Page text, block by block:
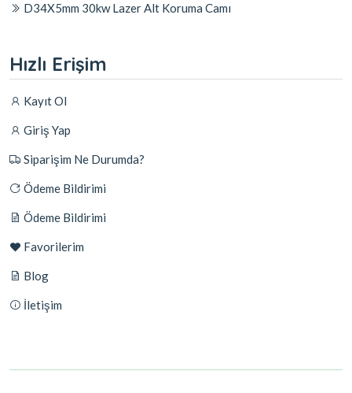
D34X5mm 30kw Lazer Alt Koruma Camı
Hızlı Erişim
Kayıt Ol
Giriş Yap
Siparişim Ne Durumda?
Ödeme Bildirimi
Ödeme Bildirimi
Favorilerim
Blog
İletişim